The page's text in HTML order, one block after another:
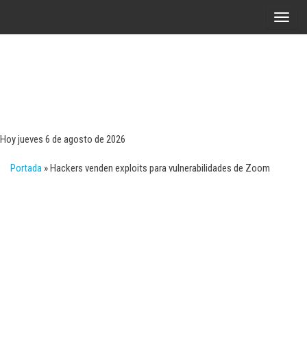
A
Hoy jueves 6 de agosto de 2026
Portada »Hackers venden exploits para vulnerabilidades de Zoom